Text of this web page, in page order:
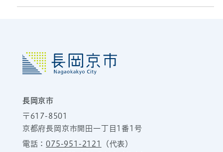
長岡京市
〒617-8501
京都府長岡京市開田一丁目1番1号
電話：075-951-2121
（代表）